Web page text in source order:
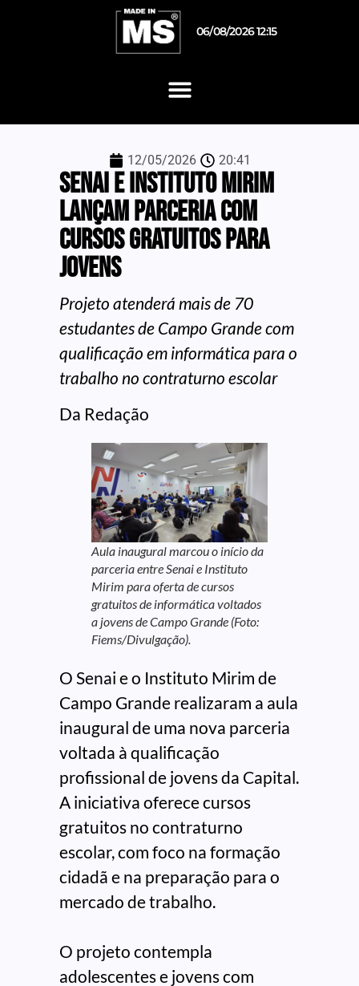
06/08/2026 12:15
12/05/2026 20:41
Senai e Instituto Mirim
lançam parceria com
cursos gratuitos para
jovens
Projeto atenderá mais de 70
estudantes de Campo Grande com
qualificação em informática para o
trabalho no contraturno escolar
Da Redação
Aula inaugural marcou o início da
parceria entre Senai e Instituto
Mirim para oferta de cursos
gratuitos de informática voltados
a jovens de Campo Grande (Foto:
Fiems/Divulgação).
O Senai e o Instituto Mirim de
Campo Grande realizaram a aula
inaugural de uma nova parceria
voltada à qualificação
profissional de jovens da Capital.
A iniciativa oferece cursos
gratuitos no contraturno
escolar, com foco na formação
cidadã e na preparação para o
mercado de trabalho.
O projeto contempla
adolescentes e jovens com